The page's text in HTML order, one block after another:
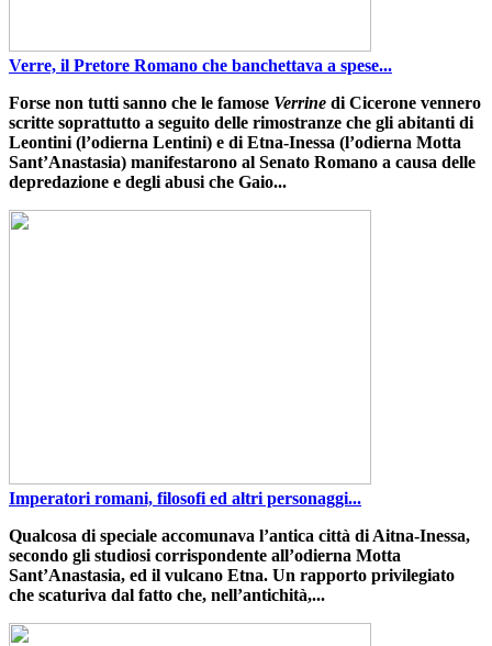
Verre, il Pretore Romano che banchettava a spese...
Forse non tutti sanno che le famose Verrine di Cicerone vennero
scritte soprattutto a seguito delle rimostranze che gli abitanti di
Leontini (l’odierna Lentini) e di Etna-Inessa (l’odierna Motta
Sant’Anastasia) manifestarono al Senato Romano a causa delle
depredazione e degli abusi che Gaio...
Imperatori romani, filosofi ed altri personaggi...
Qualcosa di speciale accomunava l’antica città di Aitna-Inessa,
secondo gli studiosi corrispondente all’odierna Motta
Sant’Anastasia, ed il vulcano Etna. Un rapporto privilegiato
che scaturiva dal fatto che, nell’antichità,...